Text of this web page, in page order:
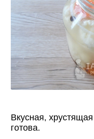
Вкусная,
готова.